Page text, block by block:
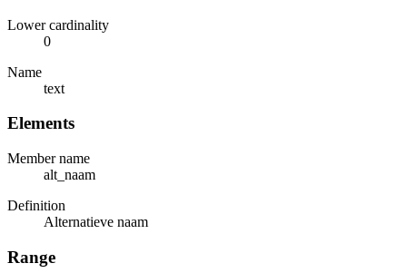
Lower cardinality
0
Name
text
Elements
Member name
alt_naam
Definition
Alternatieve naam
Range